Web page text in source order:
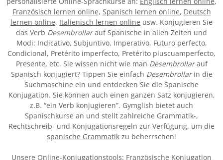
Französisch lernen online, Spanisch lernen online, Deutsch
lernen online, Italienisch lernen online usw. Konjugieren Sie
das Verb Desembrollarauf Spanische in allen Zeiten und
Modi: Indicativo, Subjuntivo, Imperativo, Futuro perfecto,
Condicional, Pretérito imperfecto, Pretérito pluscuamperfecto,
Presente, etc. Sie wissen nicht wie man Desembrollarauf
Spanisch konjugiert? Tippen Sie einfach Desembrollarin die
Suchmaschine ein und entdecken Sie die Spanische
Konjugation. Sie können auch einen ganzen Satz konjugieren,
z.B. “ein Verb konjugieren”. Gymglish bietet auch
Spanischkurse an und stellt zahlreiche Grammatik-,
Rechtschreib- und Konjugationsregeln zur Verfügung, um die
spanische Grammatik zu beherrschen!
Unsere Online-Konjugationstools: Französische Konjugation